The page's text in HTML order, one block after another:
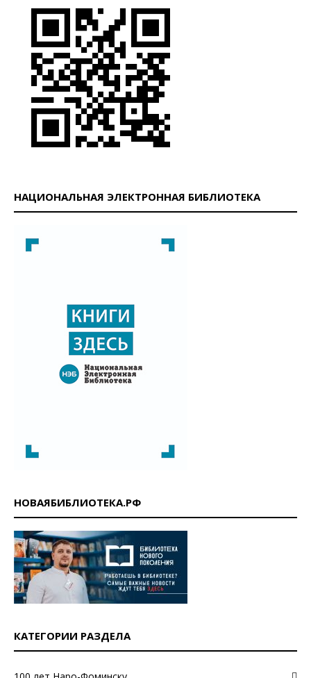
НАЦИОНАЛЬНАЯ ЭЛЕКТРОННАЯ БИБЛИОТЕКА
НОВАЯБИБЛИОТЕКА.РФ
КАТЕГОРИИ РАЗДЕЛА